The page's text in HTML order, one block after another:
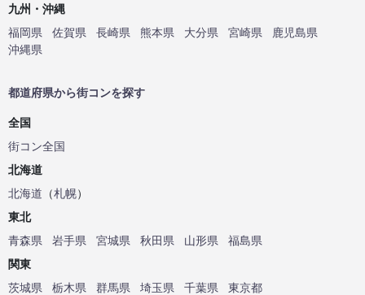
九州・沖縄
福岡県
佐賀県 長崎県 熊本県 大分県 宮崎県
鹿児島県
沖縄県
都道府県から街コンを探す
全国
街コン全国
北海道
北海道 （札幌）
東北
青森県
岩手県 宮城県 秋田県 山形県
福島県
関東
茨城県
栃木県 群馬県 埼玉県 千葉県
東京都